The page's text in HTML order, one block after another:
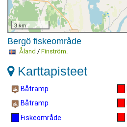
3 km
Bergö fiskeområde
Åland / Finström.
Karttapisteet
Båtramp
Båtramp
Fiskeområde